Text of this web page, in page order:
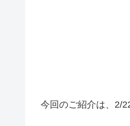
今回のご紹介は、2/